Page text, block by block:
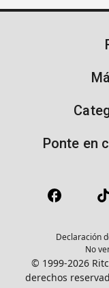
Ponte en
Declaración
No
© 1999-2026
derechos